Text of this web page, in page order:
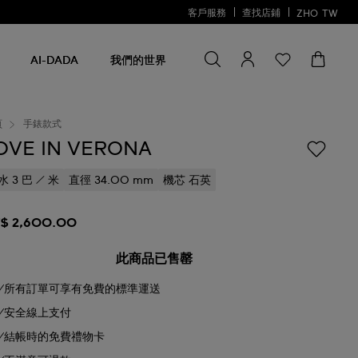
客戶服務 查找店鋪 ZHO TW
AI-DADA 我們的世界
找
商
尋找商品
手錶款式
IN VERONA
3 巴 / 米 直徑 34.00 mm 機芯 石英
2,600.00
此商品已售罄
所有訂單可享有免費的標準運送
安全線上支付
結帳時的免費禮物卡